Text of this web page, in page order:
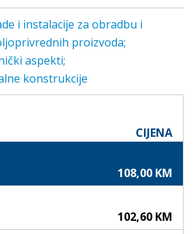
i instalacije za obradbu i
proizvoda;
aspekti;
konstrukcije
CIJENA
108,00 KM
102,60 KM